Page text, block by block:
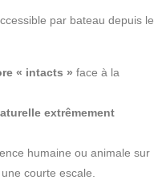
par bateau depuis le
« intacts » face à la
extrêmement
humaine ou animale sur
courte escale.